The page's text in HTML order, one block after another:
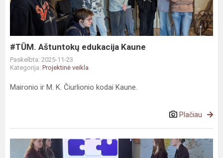
#TŪM. Aštuntokų edukacija Kaune
Paskelbta: 2025-11-23
Kategorija: Projektinė veikla
Maironio ir M. K. Čiurlionio kodai Kaune.
Plačiau
#MepaLietuva.